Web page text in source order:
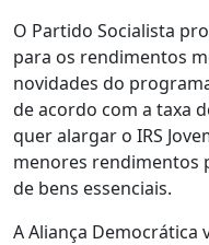
O Partido Socialista
para os rendimentos
novidades do
de acordo com a taxa
quer alargar o IRS
menores rendimentos
de bens essenciais.
A Aliança Democrática